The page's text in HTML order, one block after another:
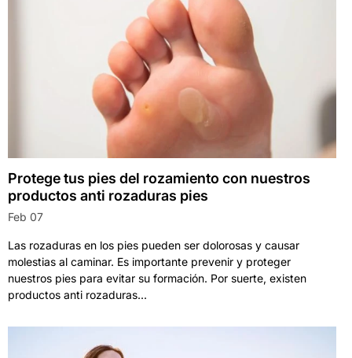
Protege tus pies del rozamiento con nuestros
productos anti rozaduras pies
Feb 07
Las rozaduras en los pies pueden ser dolorosas y causar
molestias al caminar. Es importante prevenir y proteger
nuestros pies para evitar su formación. Por suerte, existen
productos anti rozaduras...